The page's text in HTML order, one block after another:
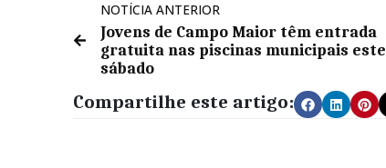
NOTÍCIA ANTERIOR
Jovens de Campo Maior têm entrada
gratuita nas piscinas municipais este
sábado
Compartilhe este artigo: